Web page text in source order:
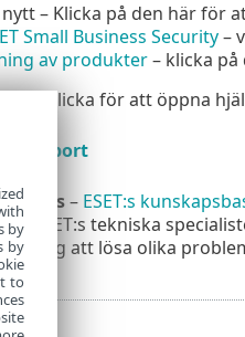
nytt – Klicka på den här
Small Business Security–
av produkter– klicka på
– klicka för att öppna
support
– ESET:s
ESET:s tekniska
dig att lösa olika
by
by
to